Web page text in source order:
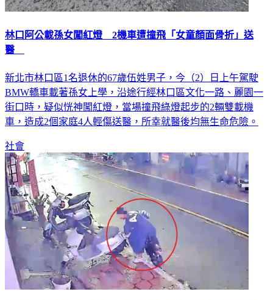
林口阿公載孫女闖紅燈 2機車遭撞飛「女童顏面骨折」送
醫
新北市林口區1名退休的67歲伍姓男子，今（2）日上午駕駛
BMW轎車載著孫女上學，沿途行經林口區文化一路、麗園一
街口時，疑似恍神闖紅燈，當場撞飛綠燈起步的2輛雙載機
車，造成2個家庭4人輕傷送醫，所幸就醫後均無生命危險。
社會